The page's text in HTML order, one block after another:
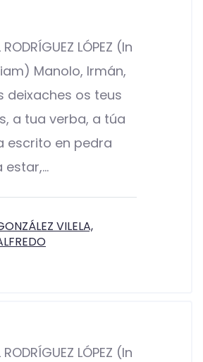
RODRÍGUEZ LÓPEZ (In
Manolo, Irmán,
deixaches os teus
a tua verba, a túa
escrito en pedra
estar,…
VILELA,
RODRÍGUEZ LÓPEZ (In